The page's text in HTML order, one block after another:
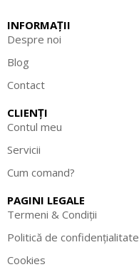
INFORMAȚII
Despre noi
Blog
Contact
CLIENȚI
Contul meu
Servicii
Cum comand?
PAGINI LEGALE
Termeni & Condiții
Politică de confidențialitate
Cookies